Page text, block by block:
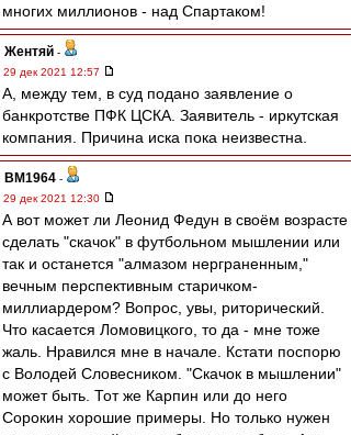
многих миллионов - над Спартаком!
Жентяй -
29 дек 2021 12:57
А, между тем, в суд подано заявление о
банкротстве ПФК ЦСКА. Заявитель - иркутская
компания. Причина иска пока неизвестна.
BM1964 -
29 дек 2021 12:30
А вот может ли Леонид Федун в своём возрасте
сделать "скачок" в футбольном мышлении или
так и останется "алмазом нерграненным,"
вечным перспективным старичком-
миллиардером? Вопрос, увы, риторический.
Что касается Ломовицкого, то да - мне тоже
жаль. Нравился мне в начале. Кстати поспорю
с Володей Словесником. "Скачок в мышлении"
может быть. Тот же Карпин или до него
Сорокин хорошие примеры. Но только нужен